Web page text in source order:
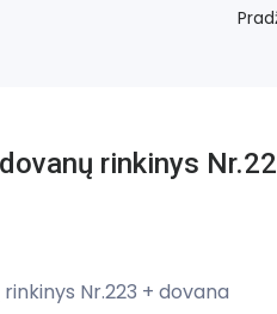
rinkinys
Nr.223 + dovana